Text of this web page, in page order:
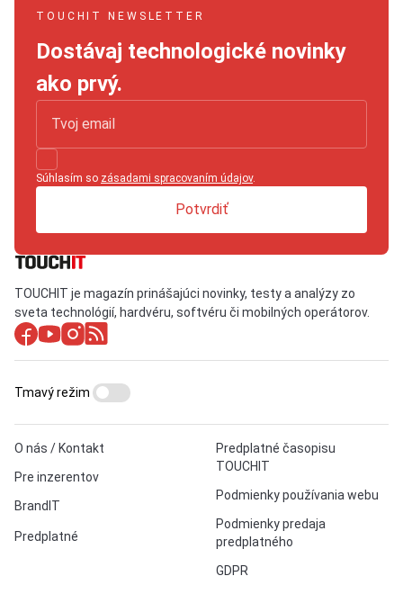
TOUCHIT NEWSLETTER
Dostávaj technologické novinky
ako prvý.
Súhlasím so zásadami spracovaním údajov.
Potvrdiť
TOUCHIT je magazín prinášajúci novinky, testy a analýzy zo
sveta technológií, hardvéru, softvéru či mobilných operátorov.
O nás / Kontakt
Pre inzerentov
BrandIT
Predplatné
Predplatné časopisu
TOUCHIT
Podmienky používania webu
Podmienky predaja
predplatného
GDPR
Tmavý režim